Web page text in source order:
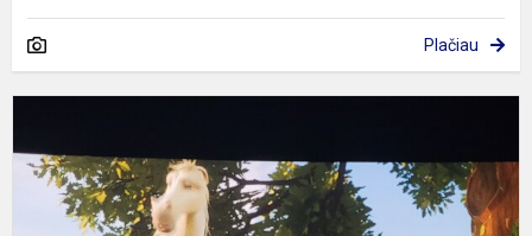
Plačiau